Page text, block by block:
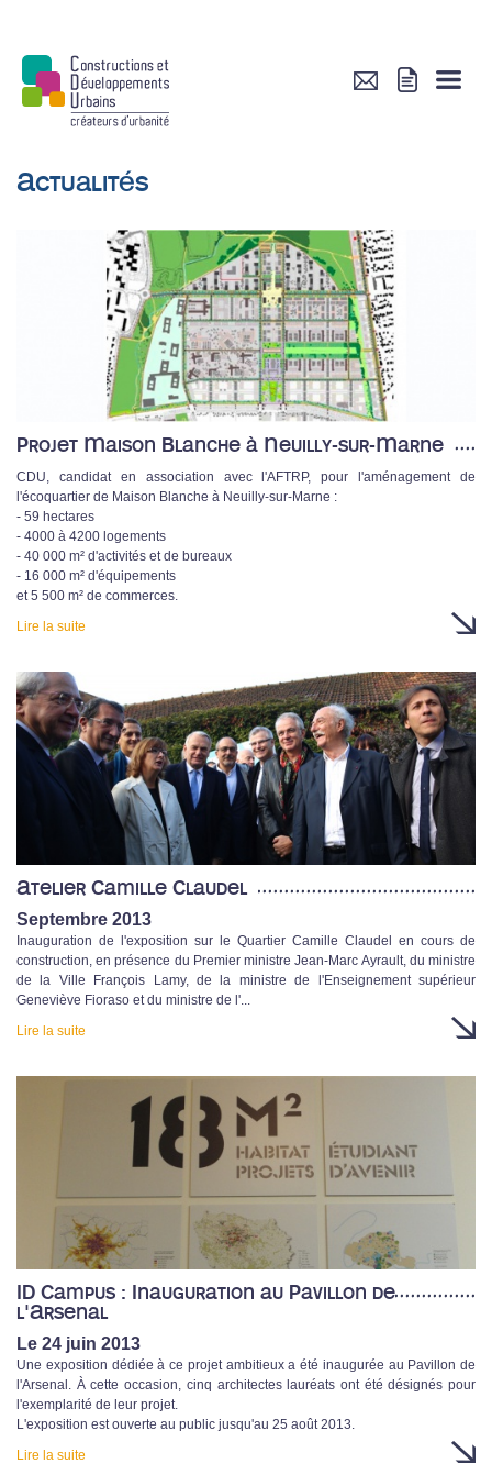
Actualités
Projet Maison Blanche à Neuilly-sur-Marne
CDU, candidat en association avec l'AFTRP, pour l'aménagement de
l'écoquartier de Maison Blanche à Neuilly-sur-Marne :
- 59 hectares
- 4000 à 4200 logements
- 40 000 m² d'activités et de bureaux
- 16 000 m² d'équipements
et 5 500 m² de commerces.
Lire la suite
Atelier Camille Claudel
Septembre 2013
Inauguration de l'exposition sur le Quartier Camille Claudel en cours de
construction, en présence du Premier ministre Jean-Marc Ayrault, du ministre
de la Ville François Lamy, de la ministre de l'Enseignement supérieur
Geneviève Fioraso et du ministre de l'...
Lire la suite
ID Campus : Inauguration au Pavillon de
l'Arsenal
Le 24 juin 2013
Une exposition dédiée à ce projet ambitieux a été inaugurée au Pavillon de
l'Arsenal. À cette occasion, cinq architectes lauréats ont été désignés pour
l'exemplarité de leur projet.
L'exposition est ouverte au public jusqu'au 25 août 2013.
Lire la suite